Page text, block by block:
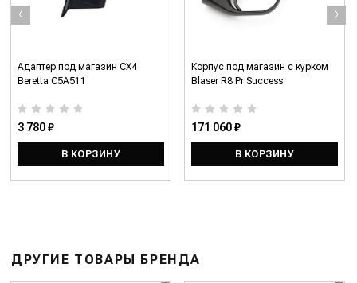
Адаптер под магазин CX4
Beretta C5A511
3 780 ₽
В КОРЗИНУ
Корпус под магазин с курком
Blaser R8 Pr Success
171 060 ₽
В КОРЗИНУ
‹ ›
ДРУГИЕ ТОВАРЫ БРЕНДА